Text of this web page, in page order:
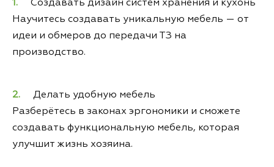
Создавать дизайн систем хранения и кухонь
Научитесь создавать уникальную мебель — от
идеи и обмеров до передачи ТЗ на
производство.
Делать удобную мебель
Разберётесь в законах эргономики и сможете
создавать функциональную мебель, которая
улучшит жизнь хозяина.